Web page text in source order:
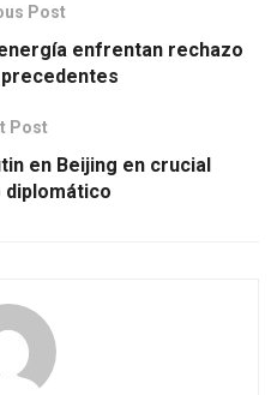
Post
enfrentan rechazo
Post
en Beijing en crucial